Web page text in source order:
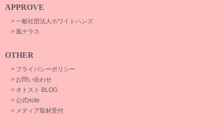
APPROVE
> 一般社団法人ホワイトハンズ
> 風テラス
OTHER
> プライバシーポリシー
> お問い合わせ
> オトスト BLOG
> 公式note
> メディア取材受付